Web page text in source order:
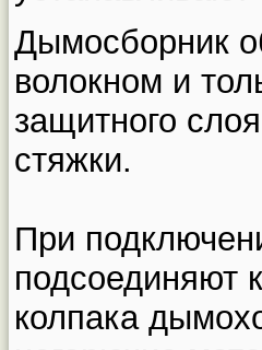
Дымосборник
волокном и
защитного
стяжки.
При
подсоединяют
колпака